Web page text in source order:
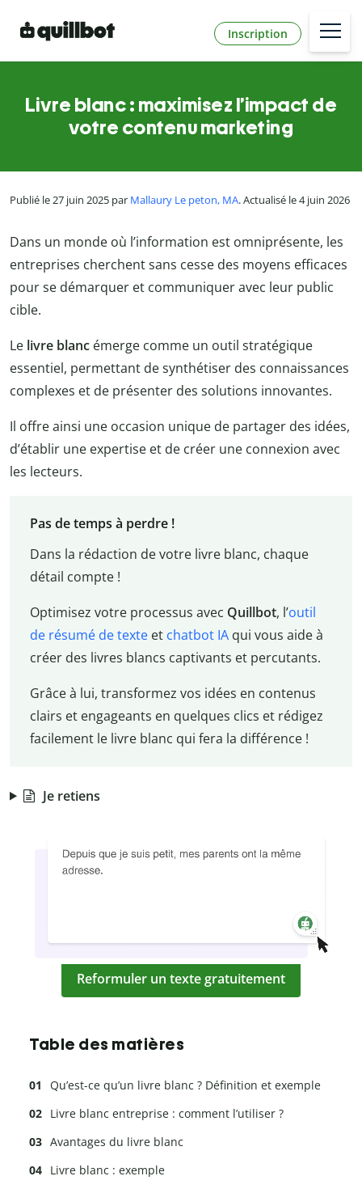
Inscription
Livre blanc : maximisez l’impact de
votre contenu marketing
Publié le 27 juin 2025 par Mallaury Le peton, MA. Actualisé le 4 juin 2026
Dans un monde où l’information est omniprésente, les
entreprises cherchent sans cesse des moyens efficaces
pour se démarquer et communiquer avec leur public
cible.
Le livre blanc émerge comme un outil stratégique
essentiel, permettant de synthétiser des connaissances
complexes et de présenter des solutions innovantes.
Il offre ainsi une occasion unique de partager des idées,
d’établir une expertise et de créer une connexion avec
les lecteurs.
Pas de temps à perdre !
Dans la rédaction de votre livre blanc, chaque
détail compte !
Optimisez votre processus avec Quillbot, l’outil
de résumé de texteet chatbot IAqui vous aide à
créer des livres blancs captivants et percutants.
Grâce à lui, transformez vos idées en contenus
clairs et engageants en quelques clics et rédigez
facilement le livre blanc qui fera la différence !
Je retiens
Reformuler un texte gratuitement
Table des matières
Qu’est-ce qu’un livre blanc ? Définition et exemple
Livre blanc entreprise : comment l’utiliser ?
Avantages du livre blanc
Livre blanc : exemple